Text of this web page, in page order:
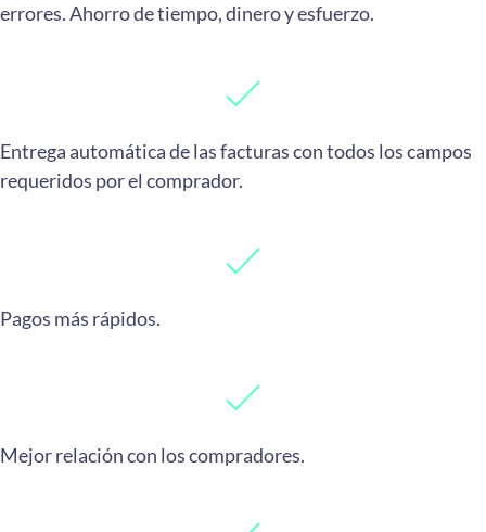
errores. Ahorro de tiempo, dinero y esfuerzo.
Entrega automática de las facturas con todos los campos
requeridos por el comprador.
Pagos más rápidos.
Mejor relación con los compradores.